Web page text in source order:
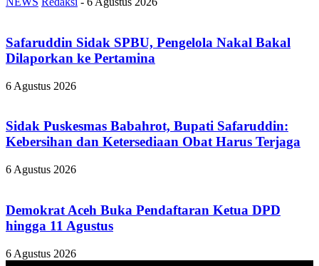
Safaruddin Sidak SPBU, Pengelola Nakal Bakal
Dilaporkan ke Pertamina
6 Agustus 2026
Sidak Puskesmas Babahrot, Bupati Safaruddin:
Kebersihan dan Ketersediaan Obat Harus Terjaga
6 Agustus 2026
Demokrat Aceh Buka Pendaftaran Ketua DPD
hingga 11 Agustus
6 Agustus 2026